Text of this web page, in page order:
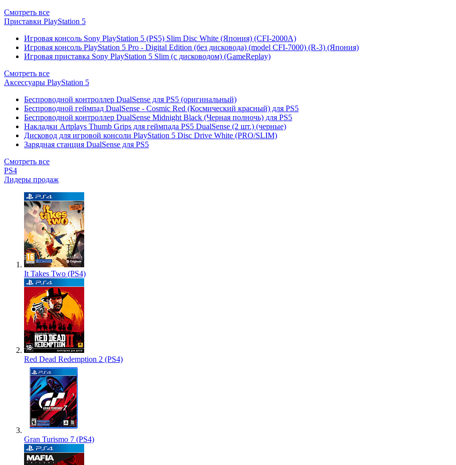
Смотреть все
Приставки PlayStation 5
Игровая консоль Sony PlayStation 5 (PS5) Slim Disc White (Япония) (CFI-2000A)
Игровая консоль PlayStation 5 Pro - Digital Edition (без дисковода) (model CFI-7000) (R-3) (Япония)
Игровая приставка Sony PlayStation 5 Slim (с дисководом) (GameReplay)
Смотреть все
Аксессуары PlayStation 5
Беспроводной контроллер DualSense для PS5 (оригинальный)
Беспроводной геймпад DualSense - Cosmic Red (Космический красный) для PS5
Беспроводной контроллер DualSense Midnight Black (Черная полночь) для PS5
Накладки Artplays Thumb Grips для геймпада PS5 DualSense (2 шт.) (черные)
Дисковод для игровой консоли PlayStation 5 Disc Drive White (PRO/SLIM)
Зарядная станция DualSense для PS5
Смотреть все
PS4
Лидеры продаж
It Takes Two (PS4)
Red Dead Redemption 2 (PS4)
Gran Turismo 7 (PS4)